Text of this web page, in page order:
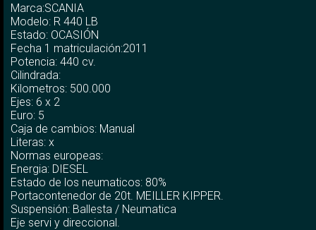
Marca:SCANIA
Modelo: R 440 LB
Estado: OCASIÓN
Fecha 1 matriculación:2011
Potencia: 440 cv.
Cilindrada:
Kilometros: 500.000
Ejes: 6 x 2
Euro: 5
Caja de cambios: Manual
Literas: x
Normas europeas:
Energia: DIESEL
Estado de los neumaticos: 80%
Portacontenedor de 20t. MEILLER KIPPER.
Suspensión: Ballesta / Neumatica
Eje servi y direccional.